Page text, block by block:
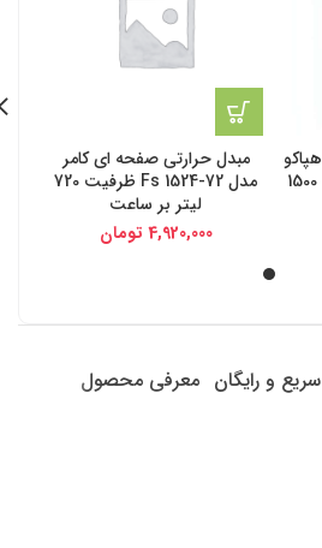
مدل HP-150 با ظرفیت 1500
مبدل حرارتی صفحه ای کامر
مدل Fs 1524-72 ظرفیت 720
لیتر بر ساعت
4,920,000 تومان
و رایگان معرفی محصول